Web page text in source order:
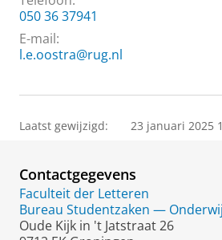
050 36 37941
E-mail:
l.e.oostra@rug.nl
Laatst gewijzigd: 23 januari 2025
Contactgegevens
Faculteit der Letteren
Bureau Studentzaken —
Oude Kijk in 't Jatstraat 26